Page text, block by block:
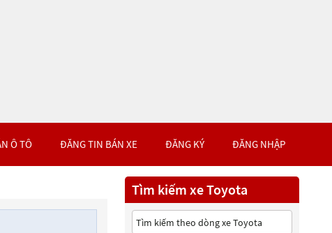
Ô TÔ ĐĂNG TIN BÁN XE ĐĂNG KÝ ĐĂNG NHẬP
Tìm kiếm xe Toyota